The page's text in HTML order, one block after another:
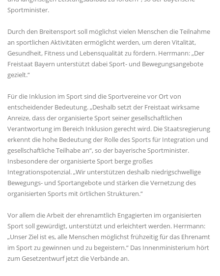
Sportminister.
Durch den Breitensport soll möglichst vielen Menschen die Teilnahme
an sportlichen Aktivitäten ermöglicht werden, um deren Vitalität,
Gesundheit, Fitness und Lebensqualität zu fördern. Herrmann: „Der
Freistaat Bayern unterstützt dabei Sport- und Bewegungsangebote
gezielt.“
Für die Inklusion im Sport sind die Sportvereine vor Ort von
entscheidender Bedeutung. „Deshalb setzt der Freistaat wirksame
Anreize, dass der organisierte Sport seiner gesellschaftlichen
Verantwortung im Bereich Inklusion gerecht wird. Die Staatsregierung
erkennt die hohe Bedeutung der Rolle des Sports für Integration und
gesellschaftliche Teilhabe an“, so der bayerische Sportminister.
Insbesondere der organisierte Sport berge großes
Integrationspotenzial. „Wir unterstützen deshalb niedrigschwellige
Bewegungs- und Sportangebote und stärken die Vernetzung des
organisierten Sports mit örtlichen Strukturen.“
Vor allem die Arbeit der ehrenamtlich Engagierten im organisierten
Sport soll gewürdigt, unterstützt und erleichtert werden. Herrmann:
Unser Ziel ist es, alle Menschen möglichst frühzeitig für das Ehrenamt
im Sport zu gewinnen und zu begeistern.“ Das Innenministerium hört
zum Gesetzentwurf jetzt die Verbände an.